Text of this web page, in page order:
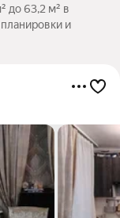
до 63,2 м² в
и